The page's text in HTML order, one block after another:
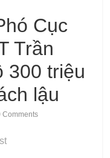
Cục
Trần
300 triệu
lậu
Comments